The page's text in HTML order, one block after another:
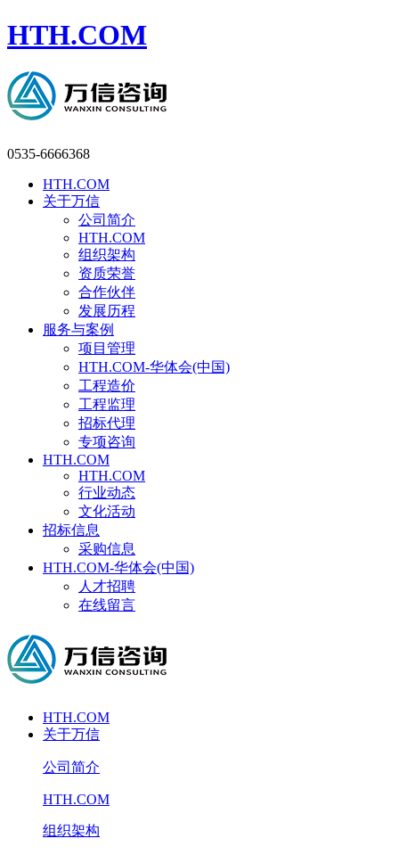
HTH.COM
0535-6666368
HTH.COM
关于万信
公司简介
HTH.COM
组织架构
资质荣誉
合作伙伴
发展历程
服务与案例
项目管理
HTH.COM-华体会(中国)
工程造价
工程监理
招标代理
专项咨询
HTH.COM
HTH.COM
行业动态
文化活动
招标信息
采购信息
HTH.COM-华体会(中国)
人才招聘
在线留言
HTH.COM
关于万信
公司简介
HTH.COM
组织架构